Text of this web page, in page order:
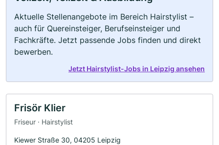
Aktuelle Stellenangebote im Bereich Hairstylist –
auch für Quereinsteiger, Berufseinsteiger und
Fachkräfte. Jetzt passende Jobs finden und direkt
bewerben.
Jetzt Hairstylist-Jobs in Leipzig ansehen
Frisör Klier
Friseur · Hairstylist
Kiewer Straße 30, 04205 Leipzig